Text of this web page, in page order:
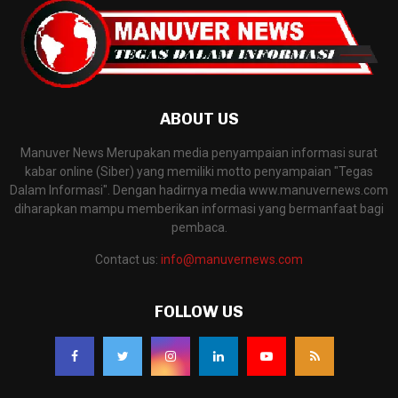
ABOUT US
Manuver News Merupakan media penyampaian informasi surat
kabar online (Siber) yang memiliki motto penyampaian "Tegas
Dalam Informasi". Dengan hadirnya media www.manuvernews.com
diharapkan mampu memberikan informasi yang bermanfaat bagi
pembaca.
Contact us: info@manuvernews.com
FOLLOW US